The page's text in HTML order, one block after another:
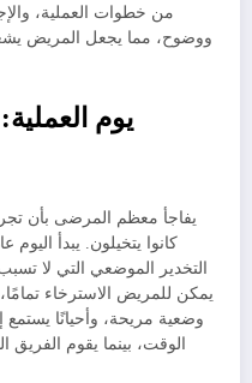
من خطوات العملية،
ووضوح، مما يجعل المريض يشعر
يوم
يفاجأ معظم المرضى بأن
كانوا يتخيلون. يبدأ
التخدير الموضعي التي لا
يمكن للمريض الاسترخاء
وضعية مريحة، وأحيانًا
الوقت، بينما يقوم الفريق